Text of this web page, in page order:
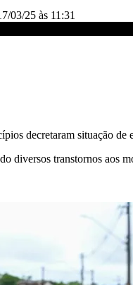
03/25 às 11:31
decretaram situação de
transtornos aos